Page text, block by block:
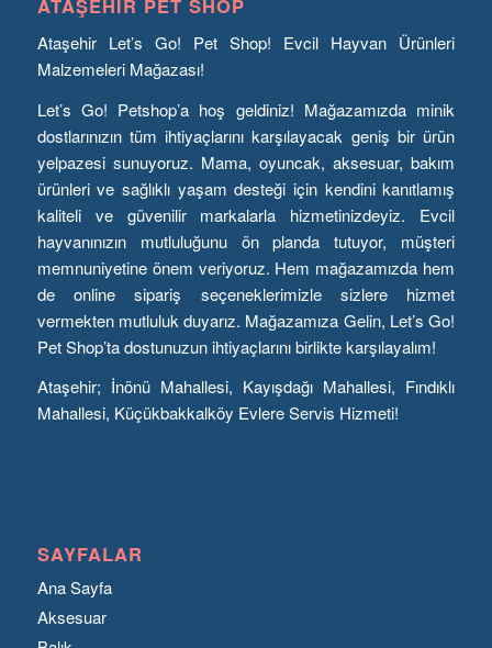
ATAŞEHIR PET SHOP
Ataşehir Let’s Go! Pet Shop! Evcil Hayvan Ürünleri
Malzemeleri Mağazası!
Let’s Go! Petshop’a hoş geldiniz! Mağazamızda minik
dostlarınızın tüm ihtiyaçlarını karşılayacak geniş bir ürün
yelpazesi sunuyoruz. Mama, oyuncak, aksesuar, bakım
ürünleri ve sağlıklı yaşam desteği için kendini kanıtlamış
kaliteli ve güvenilir markalarla hizmetinizdeyiz. Evcil
hayvanınızın mutluluğunu ön planda tutuyor, müşteri
memnuniyetine önem veriyoruz. Hem mağazamızda hem
de online sipariş seçeneklerimizle sizlere hizmet
vermekten mutluluk duyarız. Mağazamıza Gelin, Let’s Go!
Pet Shop’ta dostunuzun ihtiyaçlarını birlikte karşılayalım!
Ataşehir; İnönü Mahallesi, Kayışdağı Mahallesi, Fındıklı
Mahallesi, Küçükbakkalköy Evlere Servis Hizmeti!
SAYFALAR
Ana Sayfa
Aksesuar